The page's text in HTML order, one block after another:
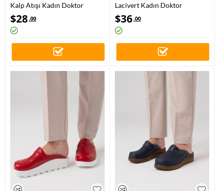
Kalp Atışı Kadın Doktor
Hemşire Medikal VivaColor
Sabo Terlik
$28.00
Lacivert Kadın Doktor
Hemşire Medikal Gold Fit
Hakiki Deri Sabo Terlik
$36.00